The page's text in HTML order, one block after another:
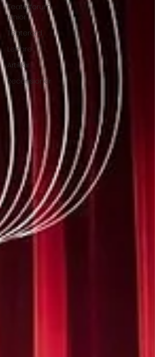
Teaterforum
junior
Teaterord
Ledare
Artiklar
Recensioner